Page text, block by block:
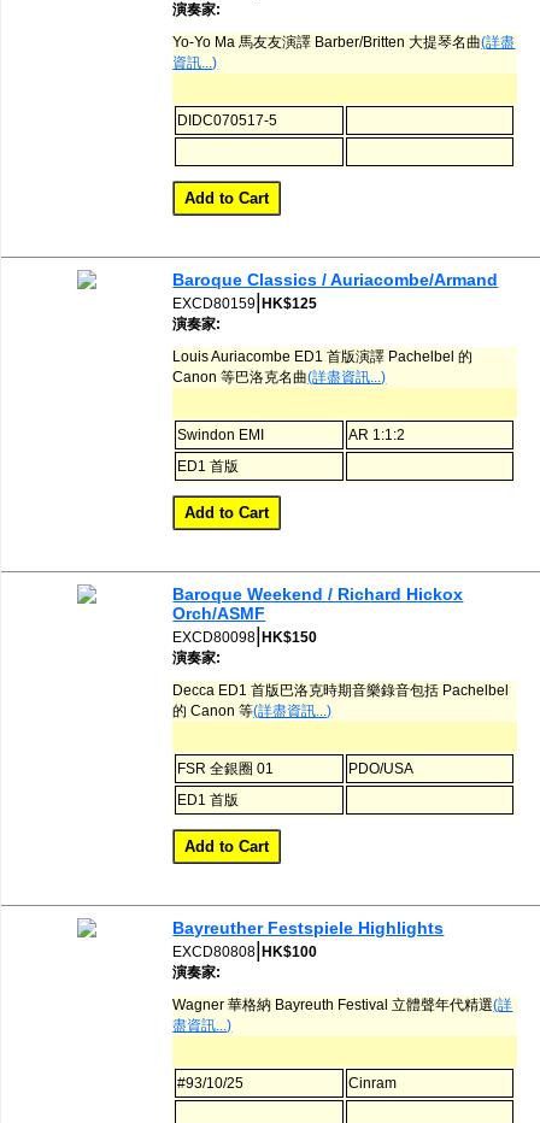
演奏家:
Yo-Yo Ma 馬友友演譯 Barber/Britten 大提琴名曲(詳盡
資訊...)
DIDC070517-5
Baroque Classics / Auriacombe/Armand
EXCD80159 |HK$125
演奏家:
Louis Auriacombe ED1 首版演譯 Pachelbel 的
Canon 等巴洛克名曲(詳盡資訊...)
Swindon EMI
AR 1:1:2
ED1 首版
Baroque Weekend / Richard Hickox
Orch/ASMF
EXCD80098 |HK$150
演奏家:
Decca ED1 首版巴洛克時期音樂錄音包括 Pachelbel
的 Canon 等(詳盡資訊...)
FSR 全銀圈 01
PDO/USA
ED1 首版
Bayreuther Festspiele Highlights
EXCD80808 |HK$100
演奏家:
Wagner 華格納 Bayreuth Festival 立體聲年代精選(詳
盡資訊...)
#93/10/25 Cinram